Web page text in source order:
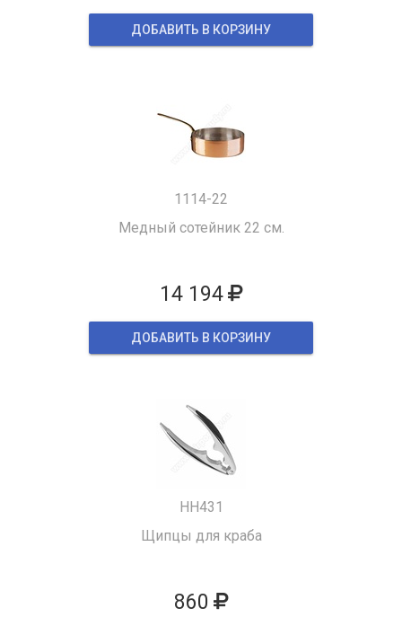
ДОБАВИТЬ В КОРЗИНУ
1114-22
Медный сотейник 22 см.
14 194
ДОБАВИТЬ В КОРЗИНУ
HH431
Щипцы для краба
860